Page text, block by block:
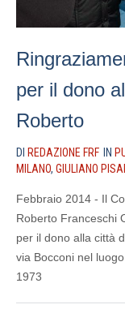
per il dono
Roberto
DI REDAZIONE FRF IN
MILANO, GIULIANO
Febbraio 2014 - Il
Roberto Franceschi
per il dono alla città
via Bocconi nel
1973